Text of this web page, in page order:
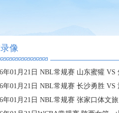
像
年01月21日 NBL常规赛 山东蜜獾 VS 焦作
年01月21日 NBL常规赛 长沙勇胜 VS 江西鲸
年01月21日 NBL常规赛 张家口体文旅 VS 湖